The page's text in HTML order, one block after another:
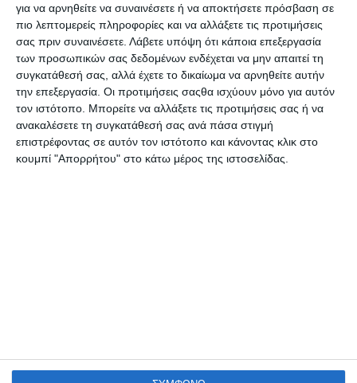
για να αρνηθείτε να συναινέσετε ή να αποκτήσετε πρόσβαση σε
πιο λεπτομερείς πληροφορίες και να αλλάξετε τις προτιμήσεις
σας πριν συναινέσετε. Λάβετε υπόψη ότι κάποια επεξεργασία
των προσωπικών σας δεδομένων ενδέχεται να μην απαιτεί τη
συγκατάθεσή σας, αλλά έχετε το δικαίωμα να αρνηθείτε αυτήν
την επεξεργασία. Οι προτιμήσεις σαςθα ισχύουν μόνο για αυτόν
τον ιστότοπο. Μπορείτε να αλλάξετε τις προτιμήσεις σας ή να
ανακαλέσετε τη συγκατάθεσή σας ανά πάσα στιγμή
επιστρέφοντας σε αυτόν τον ιστότοπο και κάνοντας κλικ στο
κουμπί "Απορρήτου" στο κάτω μέρος της ιστοσελίδας.